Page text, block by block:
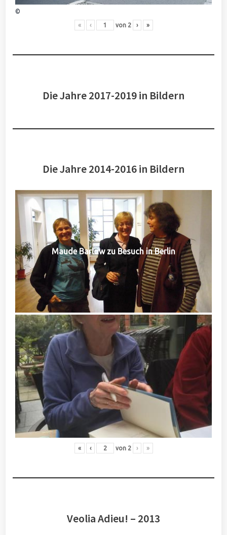
©
« ‹ von 2 › »
Die Jahre 2017-2019 in Bildern
Die Jahre 2014-2016 in Bildern
Maude Barlow zu Besuch in Berlin
« ‹ von 2 › »
Veolia Adieu! – 2013